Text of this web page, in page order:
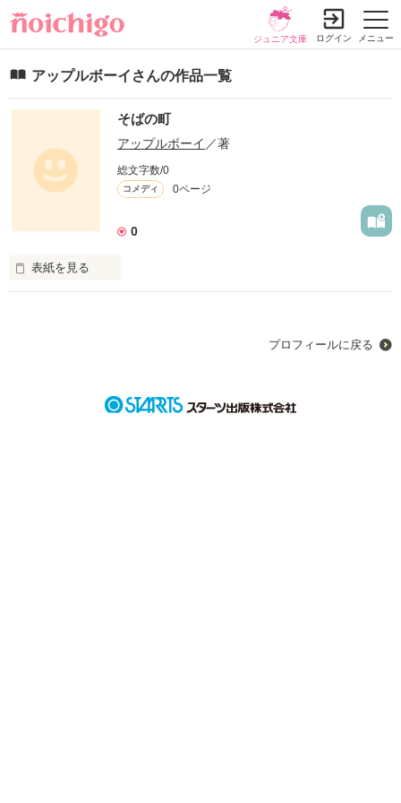
メニュー
ジュニア文庫 ログイン
アップルボーイさんの作品一覧
そばの町
アップルボーイ ／著
総文字数/0
コメディ 0ページ
0
表紙を見る
その当たり前が、何よりも難しいということを。
作品を読む
プロフィールに戻る